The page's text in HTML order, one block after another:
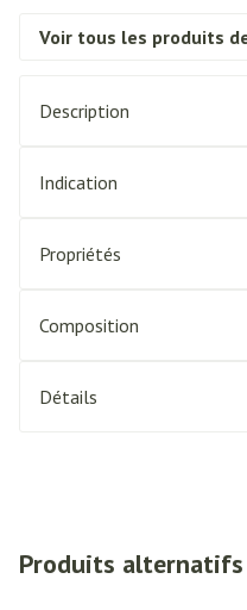
Voir tous les produits
Description
Indication
Propriétés
Composition
Détails
Produits alternatifs